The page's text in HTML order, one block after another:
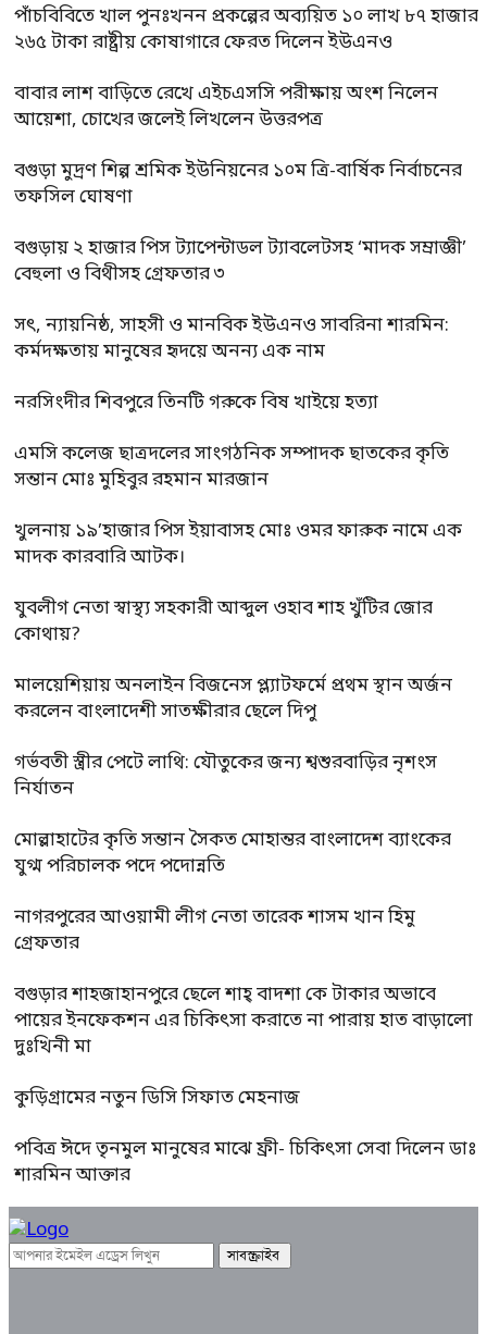
পাঁচবিবিতে খাল পুনঃখনন প্রকল্পের অব্যয়িত ১০ লাখ ৮৭ হাজার
২৬৫ টাকা রাষ্ট্রীয় কোষাগারে ফেরত দিলেন ইউএনও
বাবার লাশ বাড়িতে রেখে এইচএসসি পরীক্ষায় অংশ নিলেন
আয়েশা, চোখের জলেই লিখলেন উত্তরপত্র
বগুড়া মুদ্রণ শিল্প শ্রমিক ইউনিয়নের ১০ম ত্রি-বার্ষিক নির্বাচনের
তফসিল ঘোষণা
বগুড়ায় ২ হাজার পিস ট্যাপেন্টাডল ট্যাবলেটসহ ‘মাদক সম্রাজ্ঞী’
বেহুলা ও বিথীসহ গ্রেফতার ৩
সৎ, ন্যায়নিষ্ঠ, সাহসী ও মানবিক ইউএনও সাবরিনা শারমিন:
কর্মদক্ষতায় মানুষের হৃদয়ে অনন্য এক নাম
নরসিংদীর শিবপুরে তিনটি গরুকে বিষ খাইয়ে হত্যা
এমসি কলেজ ছাত্রদলের সাংগঠনিক সম্পাদক ছাতকের কৃতি
সন্তান মোঃ মুহিবুর রহমান মারজান
খুলনায় ১৯’হাজার পিস ইয়াবাসহ মোঃ ওমর ফারুক নামে এক
মাদক কারবারি আটক।
যুবলীগ নেতা স্বাস্থ্য সহকারী আব্দুল ওহাব শাহ খুঁটির জোর
কোথায়?
মালয়েশিয়ায় অনলাইন বিজনেস প্ল্যাটফর্মে প্রথম স্থান অর্জন
করলেন বাংলাদেশী সাতক্ষীরার ছেলে দিপু
গর্ভবতী স্ত্রীর পেটে লাথি: যৌতুকের জন্য শ্বশুরবাড়ির নৃশংস
নির্যাতন
মোল্লাহাটের কৃতি সন্তান সৈকত মোহান্তর বাংলাদেশ ব্যাংকের
যুগ্ম পরিচালক পদে পদোন্নতি
নাগরপুরের আওয়ামী লীগ নেতা তারেক শাসম খান হিমু
গ্রেফতার
বগুড়ার শাহজাহানপুরে ছেলে শাহ্ বাদশা কে টাকার অভাবে
পায়ের ইনফেকশন এর চিকিৎসা করাতে না পারায় হাত বাড়ালো
দুঃখিনী মা
কুড়িগ্রামের নতুন ডিসি সিফাত মেহনাজ
পবিত্র ঈদে তৃনমুল মানুষের মাঝে ফ্রী- চিকিৎসা সেবা দিলেন ডাঃ
শারমিন আক্তার